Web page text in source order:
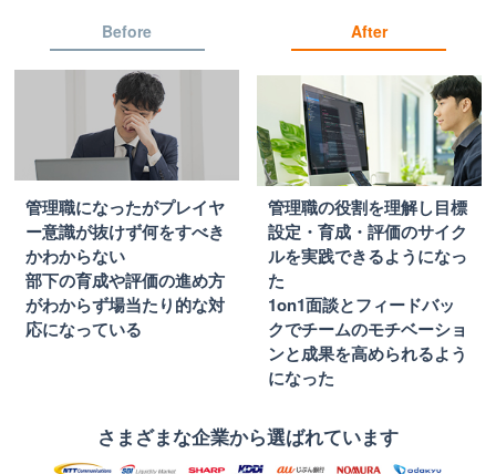
Before
管理職になったがプレイヤ
ー意識が抜けず何をすべき
かわからない
部下の育成や評価の進め方
がわからず場当たり的な対
応になっている
After
管理職の役割を理解し目標
設定・育成・評価のサイク
ルを実践できるようになっ
た
1on1面談とフィードバッ
クでチームのモチベーショ
ンと成果を高められるよう
になった
さまざまな企業から選ばれています